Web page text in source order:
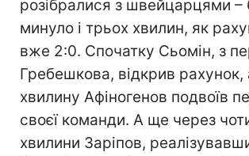
розібралися з швейцарцями –
минуло і трьох хвилин, як
вже 2:0. Спочатку Сьомін, з
Гребешкова, відкрив рахунок,
хвилину Афіногенов подвоїв
своєї команди. А ще через
хвилини Заріпов,